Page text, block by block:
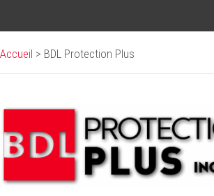
Accueil > BDL Protection Plus